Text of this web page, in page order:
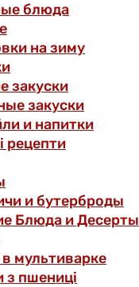
блюда
на зиму
закуски
закуски
и напитки
рецепти
и бутерброды
Блюда и Десерты
мультиварке
з пшениці